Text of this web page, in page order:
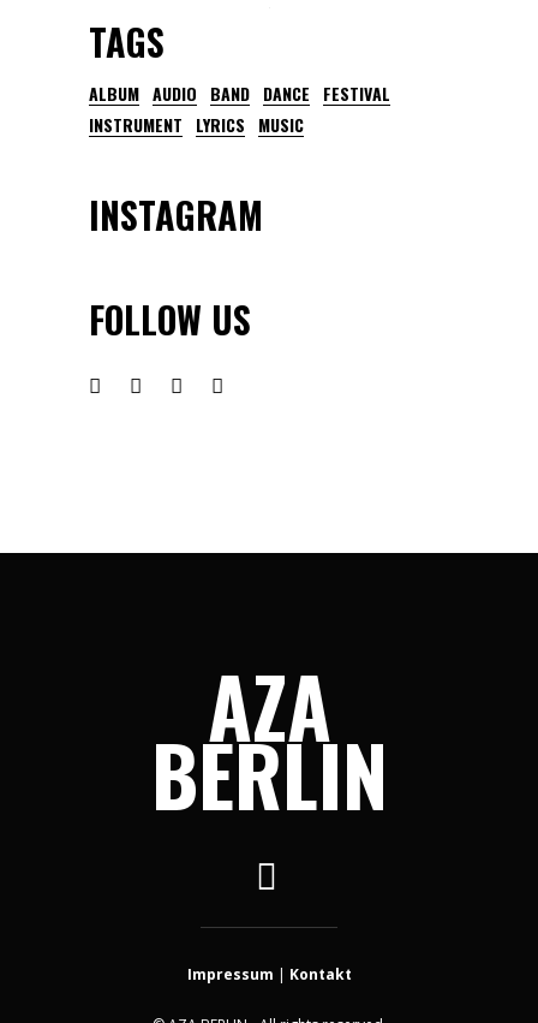
TAGS
ALBUM AUDIO BAND DANCE
FESTIVAL
INSTRUMENT
LYRICS MUSIC
INSTAGRAM
FOLLOW US
AZA
BERLIN
Impressum | Kontakt